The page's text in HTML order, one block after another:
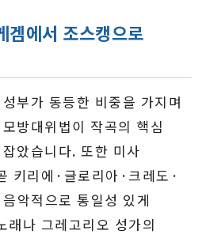
겜에서 조스캥으로
부가 동등한 비중을 가지며
방대위법이 작곡의 핵심
았습니다. 또한 미사
키리에·글로리아·크레도·
악적으로 통일성 있게
래나 그레고리오 성가의